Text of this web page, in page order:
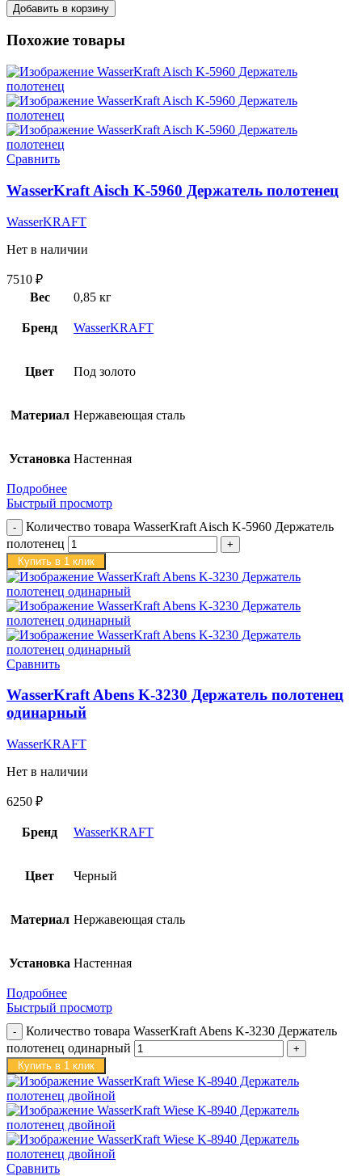
Добавить в корзину
Похожие товары
Сравнить
WasserKraft Aisch K-5960 Держатель полотенец
WasserKRAFT
Нет в наличии
7510 ₽
Вес
0,85 кг
Бренд WasserKRAFT
Цвет Под золото
Материал Нержавеющая сталь
Установка Настенная
Подробнее
Быстрый просмотр
Количество товара WasserKraft Aisch K-5960 Держатель
полотенец
Купить в 1 клик
Сравнить
WasserKraft Abens K-3230 Держатель полотенец
одинарный
WasserKRAFT
Нет в наличии
6250 ₽
Бренд WasserKRAFT
Цвет Черный
Материал Нержавеющая сталь
Установка Настенная
Подробнее
Быстрый просмотр
Количество товара WasserKraft Abens K-3230 Держатель
полотенец одинарный
Купить в 1 клик
Сравнить